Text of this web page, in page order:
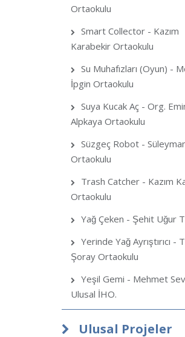
Ortaokulu
Smart Collector - Kazım
Karabekir Ortaokulu
Su Muhafızları (Oyun) -
İpgin Ortaokulu
Suya Kucak Aç - Org.
Alpkaya Ortaokulu
Süzgeç Robot -
Ortaokulu
Trash Catcher - Kazım
Ortaokulu
Yağ Çeken - Şehit Uğur
Yerinde Yağ Ayrıştırıcı -
Şoray Ortaokulu
Yeşil Gemi - Mehmet
Ulusal İHO.
Ulusal Projeler